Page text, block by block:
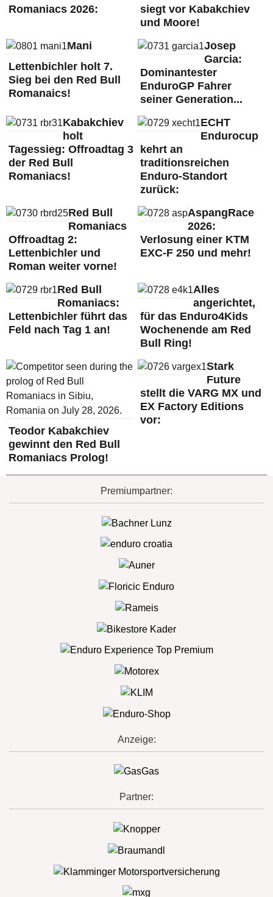
Romaniacs 2026:
siegt vor Kabakchiev
und Moore!
Mani
Lettenbichler holt 7.
Sieg bei den Red Bull
Romanaics!
Josep
Garcia:
Dominantester
EnduroGP Fahrer
seiner Generation...
Kabakchiev
holt
Tagessieg: Offroadtag 3
der Red Bull
Romaniacs!
ECHT
Endurocup
kehrt an
traditionsreichen
Enduro-Standort
zurück:
Red Bull
Romaniacs
Offroadtag 2:
Lettenbichler und
Roman weiter vorne!
AspangRace
2026:
Verlosung einer KTM
EXC-F 250 und mehr!
Red Bull
Romaniacs:
Lettenbichler führt das
Feld nach Tag 1 an!
Alles
angerichtet,
für das Enduro4Kids
Wochenende am Red
Bull Ring!
Teodor Kabakchiev
gewinnt den Red Bull
Romaniacs Prolog!
Stark
Future
stellt die VARG MX und
EX Factory Editions
vor:
Premiumpartner:
Anzeige:
Partner: